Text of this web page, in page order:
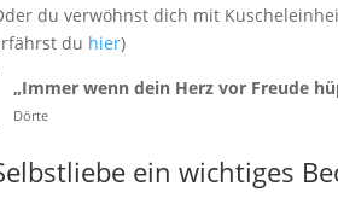
du verwöhnst dich mit
du hier)
„Immer wenn dein Herz vor Freude
Dörte
ein wichtiges